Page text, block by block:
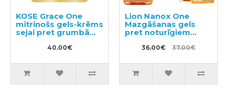
KOSE Grace One
mitrinošs gels-krēms
sejai pret grumbām
pildviela 90g
40.00€
Lion Nanox One
Mazgāšanas gels
pret noturīgiem
traipiem 380g +
pildviela 820g
36.00€ 37.00€